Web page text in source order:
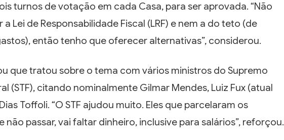
turnos de votação em cada Casa, para ser aprovada. “Não
Lei de Responsabilidade Fiscal (LRF) e nem a do teto (de
então tenho que oferecer alternativas”, considerou.
que tratou sobre o tema com vários ministros do Supremo
(STF), citando nominalmente Gilmar Mendes, Luiz Fux (atual
Toffoli. “O STF ajudou muito. Eles que parcelaram os
não passar, vai faltar dinheiro, inclusive para salários”, reforçou.